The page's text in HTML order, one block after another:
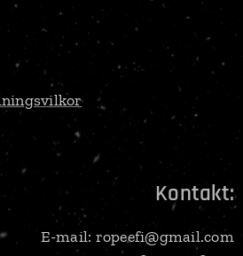
Kontakt:
E-mail: ropeefi@gmail.com